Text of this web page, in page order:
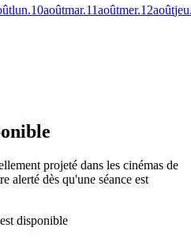
lun.10aoûtmar.11aoûtmer.12août
projeté dans les cinémas de
alerté dès qu'une séance est
disponible